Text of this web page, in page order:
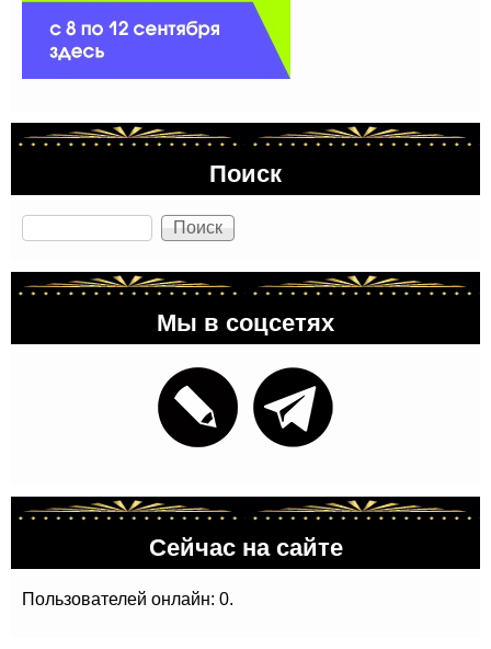
Поиск
Поиск
Мы в соцсетях
Сейчас на сайте
Пользователей онлайн: 0.